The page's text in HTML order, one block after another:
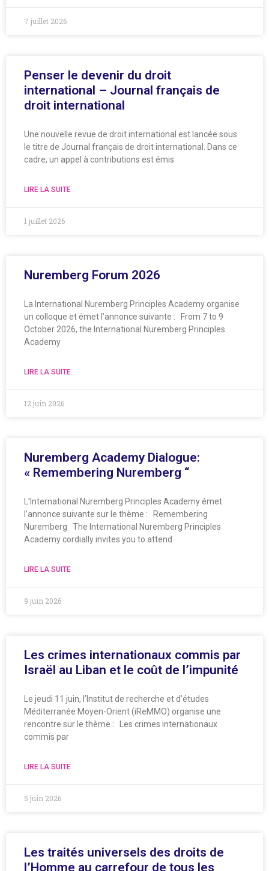
7 juillet 2026
Penser le devenir du droit
international – Journal français de
droit international
Une nouvelle revue de droit international est lancée sous
le titre de Journal français de droit international. Dans ce
cadre, un appel à contributions est émis
LIRE LA SUITE
1 juillet 2026
Nuremberg Forum 2026
La International Nuremberg Principles Academy organise
un colloque et émet l’annonce suivante : From 7 to 9
October 2026, the International Nuremberg Principles
Academy
LIRE LA SUITE
12 juin 2026
Nuremberg Academy Dialogue:
« Remembering Nuremberg “
L’International Nuremberg Principles Academy émet
l’annonce suivante sur le thème : Remembering
Nuremberg The International Nuremberg Principles
Academy cordially invites you to attend
LIRE LA SUITE
9 juin 2026
Les crimes internationaux commis par
Israël au Liban et le coût de l’impunité
Le jeudi 11 juin, l’Institut de recherche et d’études
Méditerranée Moyen-Orient (iReMMO) organise une
rencontre sur le thème : Les crimes internationaux
commis par
LIRE LA SUITE
5 juin 2026
Les traités universels des droits de
l’Homme au carrefour de tous les